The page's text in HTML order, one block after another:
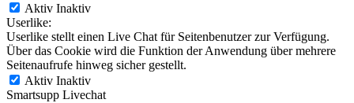
Aktiv Inaktiv
Userlike:
Userlike stellt einen Live Chat für Seitenbenutzer zur Verfügung.
Über das Cookie wird die Funktion der Anwendung über mehrere
Seitenaufrufe hinweg sicher gestellt.
Aktiv Inaktiv
Smartsupp Livechat